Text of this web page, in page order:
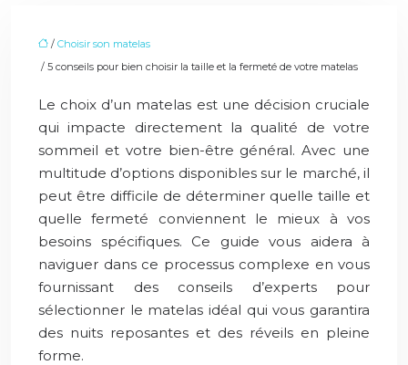
/ Choisir son matelas
/ 5 conseils pour bien choisir la taille et la fermeté de votre matelas
Le choix d’un matelas est une décision cruciale
qui impacte directement la qualité de votre
sommeil et votre bien-être général. Avec une
multitude d’options disponibles sur le marché, il
peut être difficile de déterminer quelle taille et
quelle fermeté conviennent le mieux à vos
besoins spécifiques. Ce guide vous aidera à
naviguer dans ce processus complexe en vous
fournissant des conseils d’experts pour
sélectionner le matelas idéal qui vous garantira
des nuits reposantes et des réveils en pleine
forme.